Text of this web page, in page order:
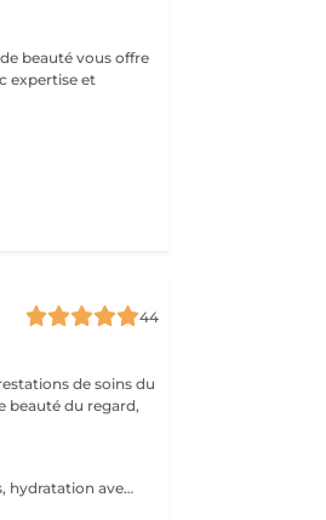
beauté vous offre
expertise et
44
de soins du
beauté du regard,
Gommage, Extraction des éventuels comédons, hydratation avec crème adaptée.